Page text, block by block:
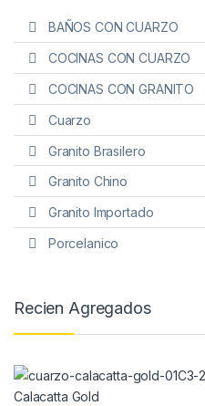
BAÑOS CON CUARZO
COCINAS CON CUARZO
COCINAS CON GRANITO
Cuarzo
Granito Brasilero
Granito Chino
Granito Importado
Porcelanico
Recien Agregados
Calacatta Gold